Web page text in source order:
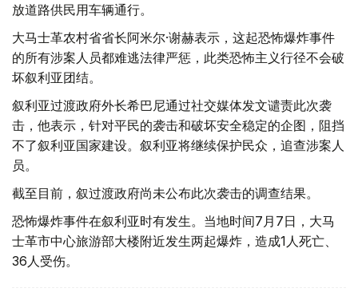
放道路供民用车辆通行。
大马士革农村省省长阿米尔·谢赫表示，这起恐怖爆炸事件
的所有涉案人员都难逃法律严惩，此类恐怖主义行径不会破
坏叙利亚团结。
叙利亚过渡政府外长希巴尼通过社交媒体发文谴责此次袭
击，他表示，针对平民的袭击和破坏安全稳定的企图，阻挡
不了叙利亚国家建设。叙利亚将继续保护民众，追查涉案人
员。
截至目前，叙过渡政府尚未公布此次袭击的调查结果。
恐怖爆炸事件在叙利亚时有发生。当地时间7月7日，大马
士革市中心旅游部大楼附近发生两起爆炸，造成1人死亡、
36人受伤。